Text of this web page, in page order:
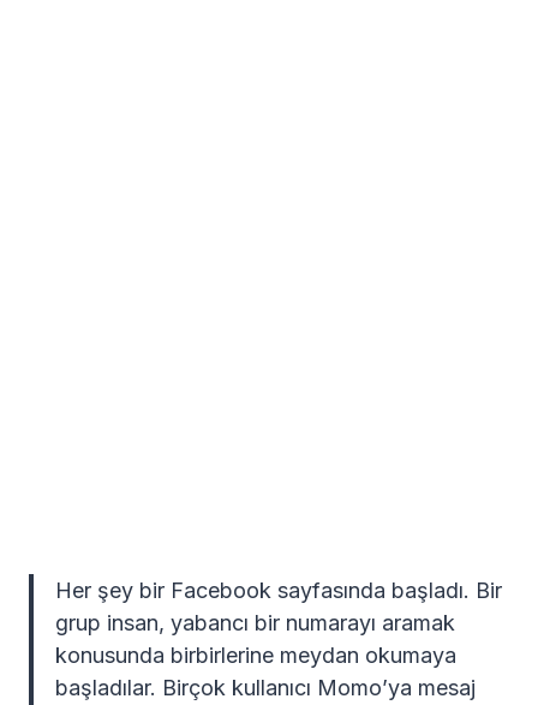
Her şey bir Facebook sayfasında başladı. Bir
grup insan, yabancı bir numarayı aramak
konusunda birbirlerine meydan okumaya
başladılar. Birçok kullanıcı Momo’ya mesaj